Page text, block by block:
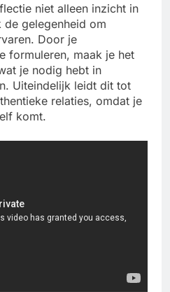
niet alleen inzicht in
gelegenheid om
Door je
formuleren, maak je het
je nodig hebt in
Uiteindelijk leidt dit tot
relaties, omdat je
komt.